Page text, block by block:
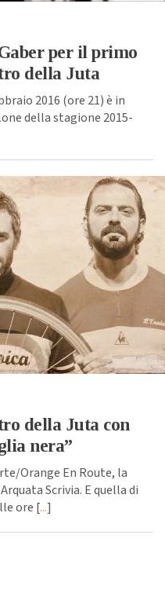
per il primo
della Juta
2016 (ore 21) è in
della stagione 2015-
della Juta con
nera”
Orange En Route, la
Scrivia. E quella di
ore [...]